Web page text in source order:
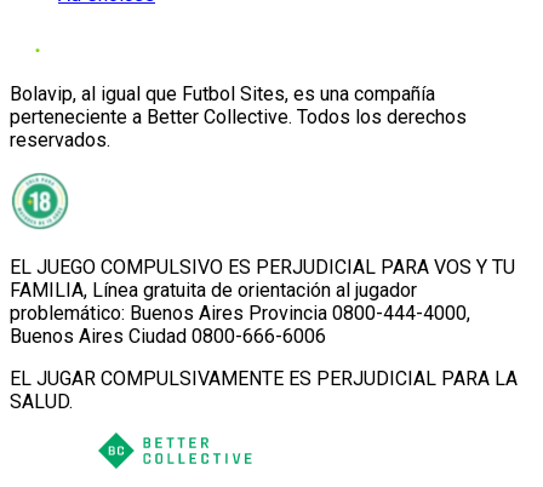
Bolavip, al igual que Futbol Sites, es una compañía
perteneciente a Better Collective. Todos los derechos
reservados.
EL JUEGO COMPULSIVO ES PERJUDICIAL PARA VOS Y TU
FAMILIA, Línea gratuita de orientación al jugador
problemático: Buenos Aires Provincia 0800-444-4000,
Buenos Aires Ciudad 0800-666-6006
EL JUGAR COMPULSIVAMENTE ES PERJUDICIAL PARA LA
SALUD.